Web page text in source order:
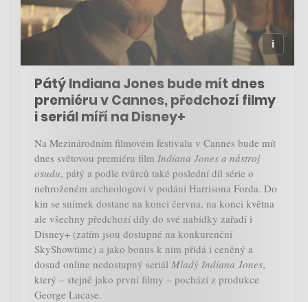
Pátý Indiana Jones bude mít dnes
premiéru v Cannes, předchozí filmy
i seriál míří na Disney+
Na Mezinárodním filmovém festivalu v Cannes bude mít
dnes světovou premiéru film Indiana Jones a nástroj
osudu, pátý a podle tvůrců také poslední díl série o
nehroženém archeologovi v podání Harrisona Forda. Do
kin se snímek dostane na konci června, na konci května
ale všechny předchozí díly do své nabídky zařadí i
Disney+ (zatím jsou dostupné na konkurenční
SkyShowtime) a jako bonus k nim přidá i ceněný a
dosud online nedostupný seriál Mladý Indiana Jones,
který – stejně jako první filmy – pochází z produkce
George Lucase.